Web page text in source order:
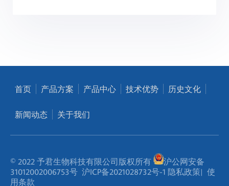
首页 产品方案 产品中心 技术优势 历史文化
新闻动态 关于我们
© 2022 予君生物科技有限公司版权所有
沪公网安备
31012002006753号 沪ICP备2021028732号-1 隐私政策| 使
用条款